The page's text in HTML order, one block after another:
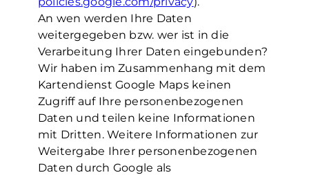
An wen werden Ihre Daten
weitergegeben bzw. wer ist in die
Verarbeitung Ihrer Daten eingebunden?
Wir haben im Zusammenhang mit dem
Kartendienst Google Maps keinen
Zugriff auf Ihre personenbezogenen
Daten und teilen keine Informationen
mit Dritten. Weitere Informationen zur
Weitergabe Ihrer personenbezogenen
Daten durch Google als